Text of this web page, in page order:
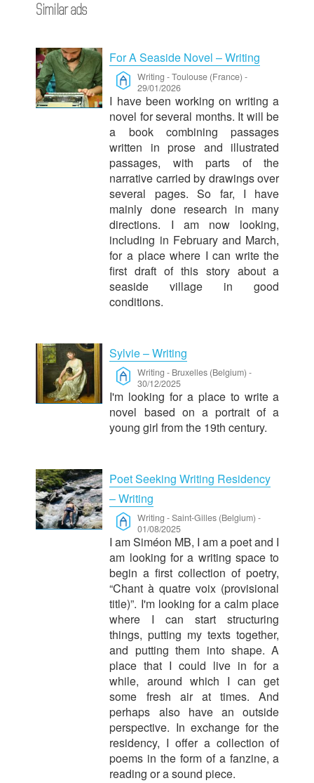
Similar ads
For A Seaside Novel – Writing
Writing -Toulouse (France) -
29/01/2026
I have been working on writing a
novel for several months. It will be
a book combining passages
written in prose and illustrated
passages, with parts of the
narrative carried by drawings over
several pages. So far, I have
mainly done research in many
directions. I am now looking,
including in February and March,
for a place where I can write the
first draft of this story about a
seaside village in good
conditions.
Sylvie – Writing
Writing - Bruxelles (Belgium) -
30/12/2025
I'm looking for a place to write a
novel based on a portrait of a
young girl from the 19th century.
Poet Seeking Writing Residency
– Writing
Writing -Saint-Gilles (Belgium) -
01/08/2025
I am Siméon MB, I am a poet and I
am looking for a writing space to
begin a first collection of poetry,
“Chant à quatre voix (provisional
title)”. I'm looking for a calm place
where I can start structuring
things, putting my texts together,
and putting them into shape. A
place that I could live in for a
while, around which I can get
some fresh air at times. And
perhaps also have an outside
perspective. In exchange for the
residency, I offer a collection of
poems in the form of a fanzine, a
reading or a sound piece.